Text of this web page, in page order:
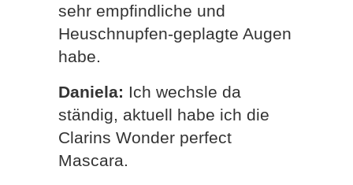
sehr empfindliche und
Heuschnupfen-geplagte Augen
habe.
Daniela: Ich wechsle da
ständig, aktuell habe ich die
Clarins Wonder perfect
Mascara.